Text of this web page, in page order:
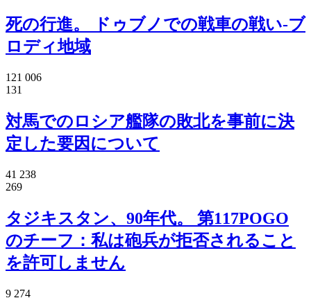
死の行進。 ドゥブノでの戦車の戦い-ブ
ロディ地域
121 006
131
対馬でのロシア艦隊の敗北を事前に決
定した要因について
41 238
269
タジキスタン、90年代。 第117POGO
のチーフ：私は砲兵が拒否されること
を許可しません
9 274